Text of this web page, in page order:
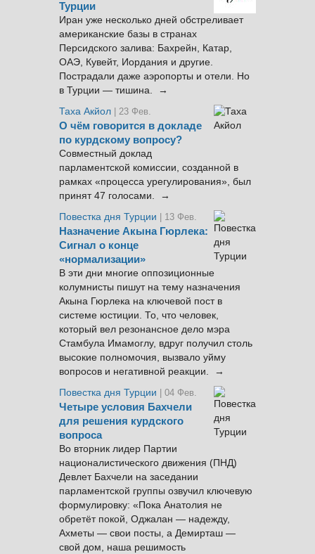
Турции
Иран уже несколько дней обстреливает
американские базы в странах
Персидского залива: Бахрейн, Катар,
ОАЭ, Кувейт, Иордания и другие.
Пострадали даже аэропорты и отели. Но
в Турции — тишина. →
Таха Акйол | 23 Фев.
О чём говорится в докладе
по курдскому вопросу?
Совместный доклад
парламентской комиссии, созданной в
рамках «процесса урегулирования», был
принят 47 голосами. →
Повестка дня Турции
| 13 Фев.
Назначение Акына Гюрлека:
Сигнал о конце
«нормализации»
В эти дни многие оппозиционные
колумнисты пишут на тему назначения
Акына Гюрлека на ключевой пост в
системе юстиции. То, что человек,
который вел резонансное дело мэра
Стамбула Имамоглу, вдруг получил столь
высокие полномочия, вызвало уйму
вопросов и негативной реакции. →
Повестка дня Турции
| 04 Фев.
Четыре условия Бахчели
для решения курдского
вопроса
Во вторник лидер Партии
националистического движения (ПНД)
Девлет Бахчели на заседании
парламентской группы озвучил ключевую
формулировку: «Пока Анатолия не
обретёт покой, Оджалан — надежду,
Ахметы — свои посты, а Демирташ —
свой дом, наша решимость